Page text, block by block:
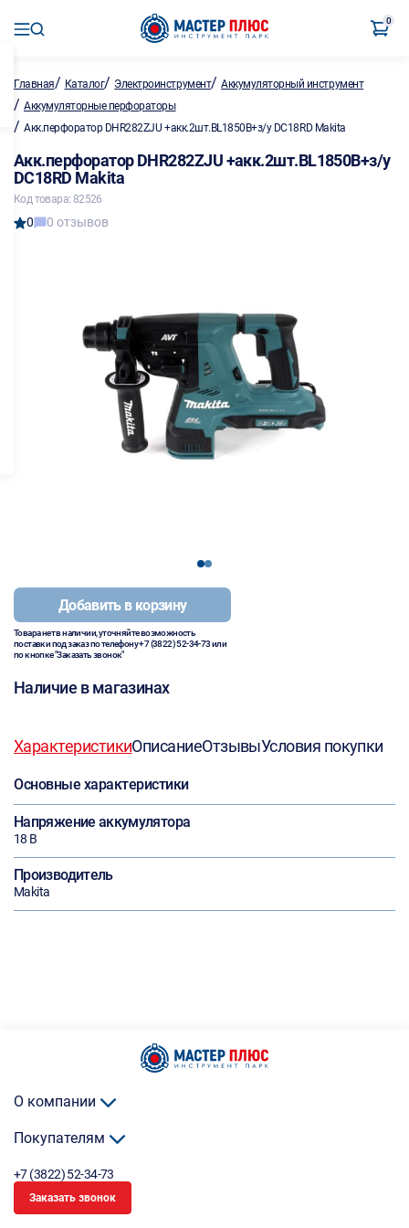
0
Главная/ Каталог/ Электроинструмент/Аккумуляторный инструмент
/ Аккумуляторные перфораторы
/ Акк.перфоратор DHR282ZJU +акк.2шт.BL1850B+з/у DC18RD Makita
Акк.перфоратор DHR282ZJU +акк.2шт.BL1850B+з/у
DC18RD Makita
Код товара: 82526
0 0 отзывов
12
Добавить в корзину
Товара нет в наличии, уточняйте возможность
поставки под заказ по телефону+7 (3822) 52-34-73или
по кнопке "Заказать звонок"
Наличие в магазинах
ХарактеристикиОписаниеОтзывыУсловия покупки
Основные характеристики
Напряжение аккумулятора
18 В
Производитель
Makita
О компании
Покупателям
+7 (3822) 52-34-73
Заказать звонок